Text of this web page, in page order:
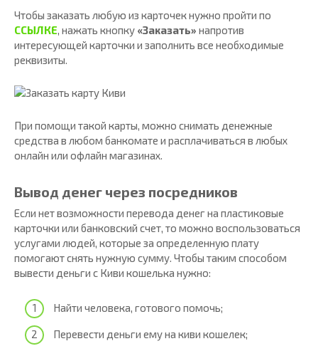
Чтобы заказать любую из карточек нужно пройти по
ССЫЛКЕ, нажать кнопку «Заказать» напротив
интересующей карточки и заполнить все необходимые
реквизиты.
При помощи такой карты, можно снимать денежные
средства в любом банкомате и расплачиваться в любых
онлайн или офлайн магазинах.
Вывод денег через посредников
Если нет возможности перевода денег на пластиковые
карточки или банковский счет, то можно воспользоваться
услугами людей, которые за определенную плату
помогают снять нужную сумму. Чтобы таким способом
вывести деньги с Киви кошелька нужно:
Найти человека, готового помочь;
Перевести деньги ему на киви кошелек;